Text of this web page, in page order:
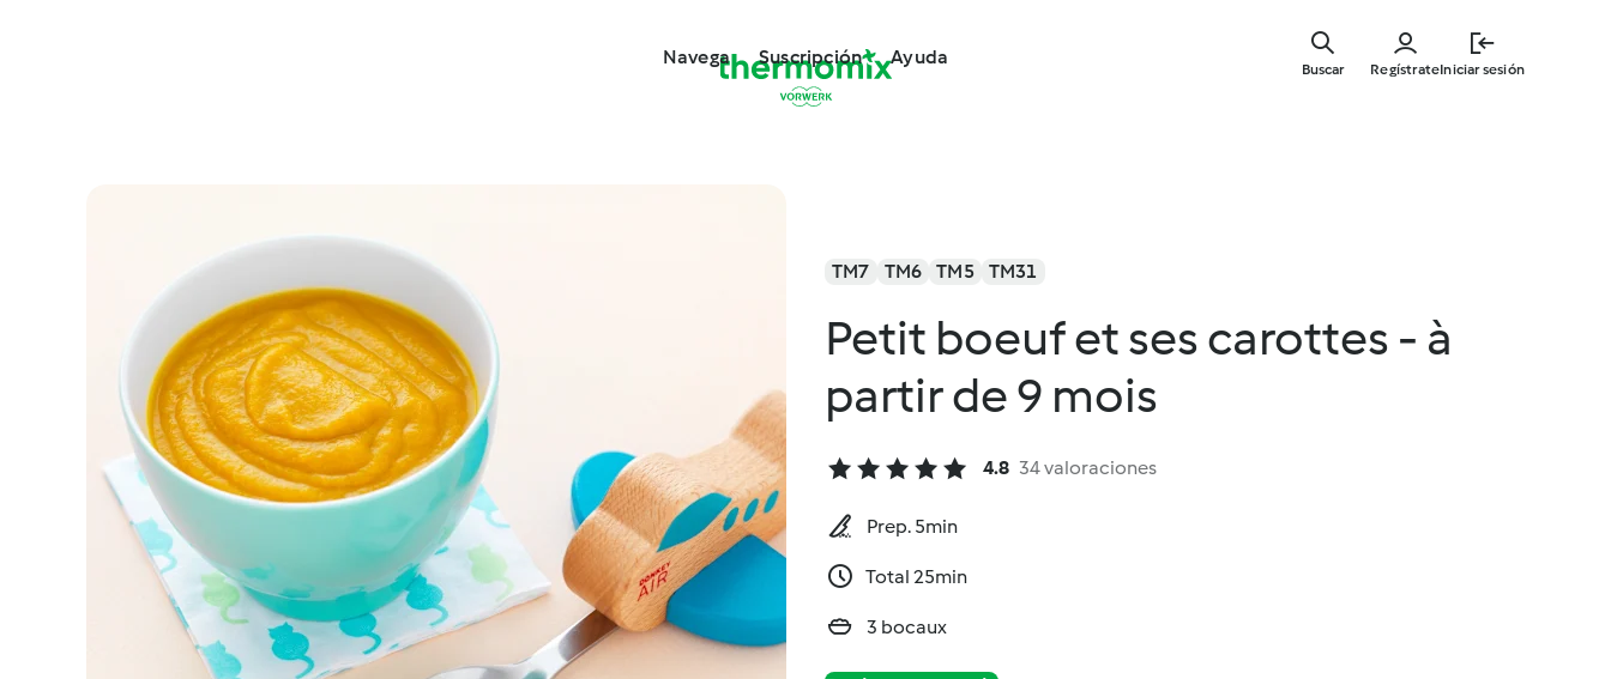
Navega Suscripción Ayuda
RegístrateIniciar sesión
Buscar
TM7 TM6 TM5 TM31
Petit boeuf et ses carottes - à
partir de 9 mois
4.8 34 valoraciones
Prep. 5min
Total 25min
3 bocaux